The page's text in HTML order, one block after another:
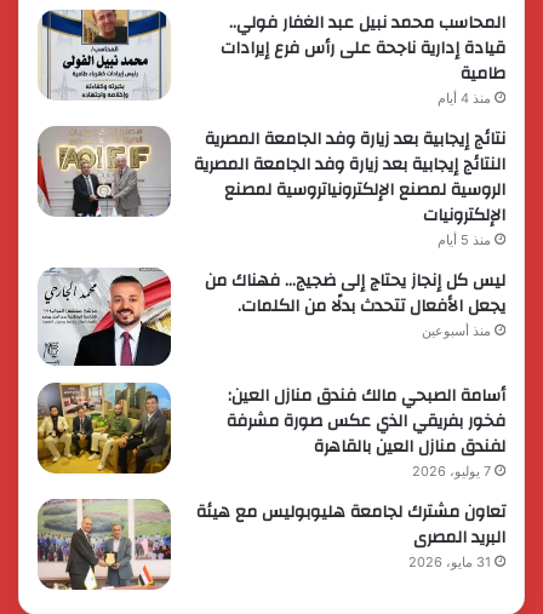
المحاسب محمد نبيل عبد الغفار فولي..
قيادة إدارية ناجحة على رأس فرع إيرادات
طامية
منذ 4 أيام
نتائج إيجابية بعد زيارة وفد الجامعة المصرية
النتائج إيجابية بعد زيارة وفد الجامعة المصرية
الروسية لمصنع الإلكترونياتروسية لمصنع
الإلكترونيات
منذ 5 أيام
ليس كل إنجاز يحتاج إلى ضجيج… فهناك من
يجعل الأفعال تتحدث بدلًا من الكلمات.
منذ أسبوعين
أسامة الصبحي مالك فندق منازل العين:
فخور بفريقي الذي عكس صورة مشرفة
لفندق منازل العين بالقاهرة
7 يوليو، 2026
تعاون مشترك لجامعة هليوبوليس مع هيئة
البريد المصرى
31 مايو، 2026